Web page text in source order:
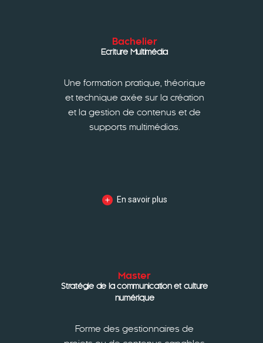
Bachelier
Ecriture Multimédia
Une formation pratique, théorique
et technique axée sur la création
et la gestion de contenus et de
supports multimédias.
En savoir plus
Master
Stratégie de la communication et culture
numérique
Forme des gestionnaires de